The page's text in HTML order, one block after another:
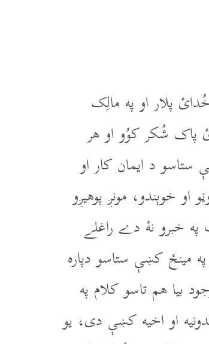
پلار او په مالِک
پاک شُکر کوُو او هر
د ايمان کار او
او خوېندو، مونږ پوهيږو
خبرو نۀ دے راغلے
مينځ کښې ستاسو دپاره
بيا هم تاسو کلام په
او اخيه کښې دى، يو